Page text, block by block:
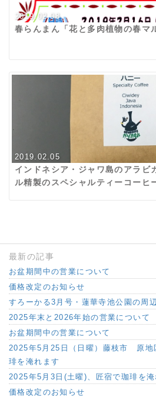
2019.02.08
春らんまん「花と多肉植物の春マ
2019.02.05
インドネシア・ジャワ島のアラビ
ル精製のスペシャルティーコーヒ
最新の記事
お盆期間中の営業について
価格改定のお知らせ
すろーかる3月号・蓮華寺池公園の周辺
2025年末と2026年始の営業について
お盆期間中の営業について
2025年5月25日（日曜）藤枝市 原地
琲を淹れます
2025年5月3日(土曜)、匠宿で珈琲を淹
価格改定のお知らせ